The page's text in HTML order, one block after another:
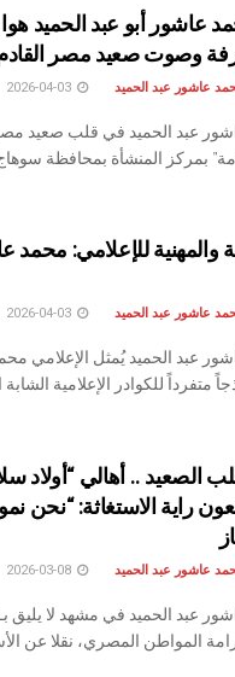
عاشور أبو عبد الحميد
وصوت صعيد مصر
عاشور عبد الحميد
عبد الحميد في قلب صعيد
بمركز المنشأة بمحافظة
والمهنية للإعلامي: محمد
عاشور عبد الحميد
عبد الحميد ​يُمثل الإعلامي
متفرداً للكوادر الإعلامية الشابة
الصعيد .. أهالي “أولاد
راية الاستغاثة: “نحن
عاشور عبد الحميد
عبد الحميد ​في مشهد لا يليق
المواطن المصري، نقلا عن